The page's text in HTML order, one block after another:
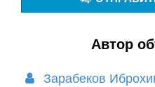
Автор
Зарабеков